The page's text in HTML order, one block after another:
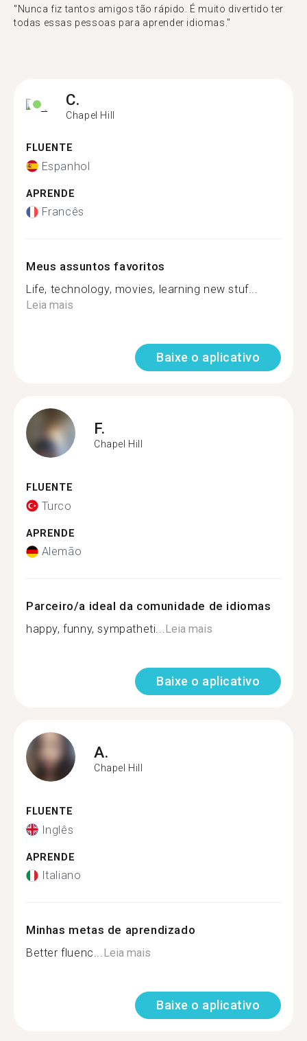
"Nunca fiz tantos amigos tão rápido. É muito divertido ter
todas essas pessoas para aprender idiomas."
C.
Chapel Hill
FLUENTE
Espanhol
APRENDE
Francês
Meus assuntos favoritos
Life, technology, movies, learning new stuf...
Leia mais
Baixe o aplicativo
F.
Chapel Hill
FLUENTE
Turco
APRENDE
Alemão
Parceiro/a ideal da comunidade de idiomas
happy, funny, sympatheti...Leia mais
Baixe o aplicativo
A.
Chapel Hill
FLUENTE
Inglês
APRENDE
Italiano
Minhas metas de aprendizado
Better fluenc...Leia mais
Baixe o aplicativo